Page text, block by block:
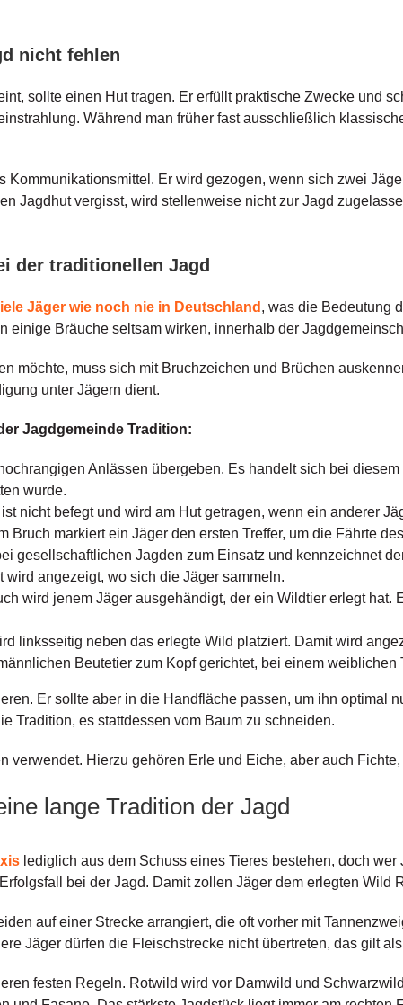
nicht fehlen
sollte einen Hut tragen. Er erfüllt praktische Zwecke und
Während man früher fast ausschließlich
Kommunikationsmittel. Er wird gezogen, wenn sich zwei
Jagdhut vergisst, wird stellenweise nicht zur Jagd
der traditionellen Jagd
Jäger wie noch nie in Deutschland , was die Bedeutung
einige Bräuche seltsam wirken, innerhalb der
möchte, muss sich mit Bruchzeichen und Brüchen
unter Jägern dient.
Jagdgemeinde Tradition:
Anlässen übergeben. Es handelt sich bei
wurde.
nicht befegt und wird am Hut getragen, wenn ein anderer
Bruch markiert ein Jäger den ersten Treffer, um die Fährte
gesellschaftlichen Jagden zum Einsatz und kennzeichnet
wird angezeigt, wo sich die Jäger sammeln.
wird jenem Jäger ausgehändigt, der ein Wildtier erlegt hat.
linksseitig neben das erlegte Wild platziert. Damit wird
Beutetier zum Kopf gerichtet, bei einem weiblichen
Er sollte aber in die Handfläche passen, um ihn optimal
Tradition, es stattdessen vom Baum zu schneiden.
verwendet. Hierzu gehören Erle und Eiche, aber auch Fichte,
lange Tradition der Jagd
lediglich aus dem Schuss eines Tieres bestehen, doch wer
bei der Jagd. Damit zollen Jäger dem erlegten Wild
auf einer Strecke arrangiert, die oft vorher mit
Jäger dürfen die Fleischstrecke nicht übertreten, das gilt
festen Regeln. Rotwild wird vor Damwild und